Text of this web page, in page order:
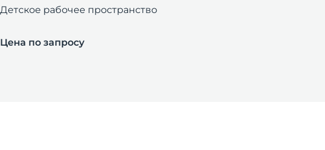
Детское рабочее пространство
Цена по запросу